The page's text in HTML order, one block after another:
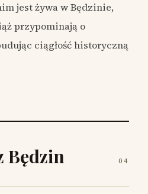
jest żywa w Będzinie,
przypominają o
ciągłość historyczną
Będzin 04